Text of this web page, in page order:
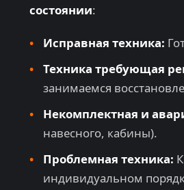
состоянии:
Исправная техника:
Техника требующая
занимаемся
Некомплектная и
навесного, кабины).
Проблемная техника:
индивидуальном